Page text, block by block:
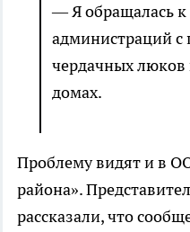
— Я обращалась к
администраций с
чердачных
домах.
Проблему видят и в
района».
рассказали, что